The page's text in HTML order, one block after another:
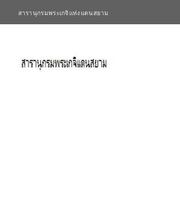
สารานุกรมพระเกจิแห่งแดนสยาม